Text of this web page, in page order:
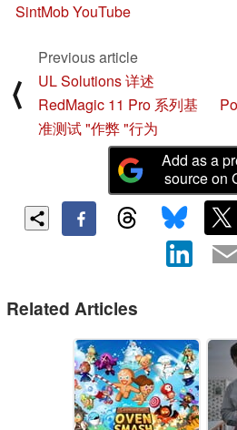
SintMob YouTube
⟨
Previous article
UL Solutions 详述
RedMagic 11 Pro 系列基
准测试 "作弊 "行为
Add as a
source on
Related Articles